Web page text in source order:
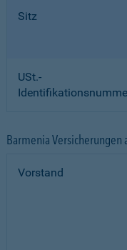
Sitz
USt.-
Barmenia Versicherungen
Vorstand